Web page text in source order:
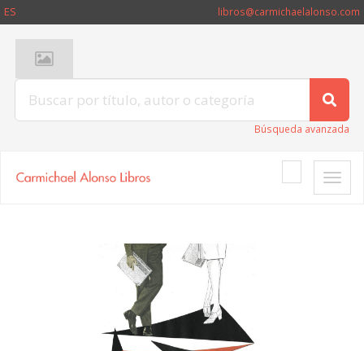
ES libros@carmichaelalonso.com
Búsqueda avanzada
Toggle